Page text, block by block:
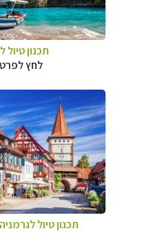
תכנון טיול
לחץ
תכנון טיול לגרמניה